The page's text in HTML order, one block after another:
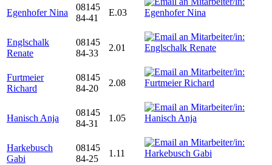
Egenhofer Nina
08145
84-41
E.03
Englschalk
Renate
08145
84-33
2.01
Furtmeier
Richard
08145
84-20
2.08
Hanisch Anja
08145
84-31
1.05
Harkebusch
Gabi
08145
84-25
1.11